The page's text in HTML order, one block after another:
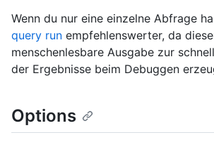
Wenn du nur eine einzelne Abfrage
query run empfehlenswerter, da
menschenlesbare Ausgabe zur
der Ergebnisse beim Debuggen
Options